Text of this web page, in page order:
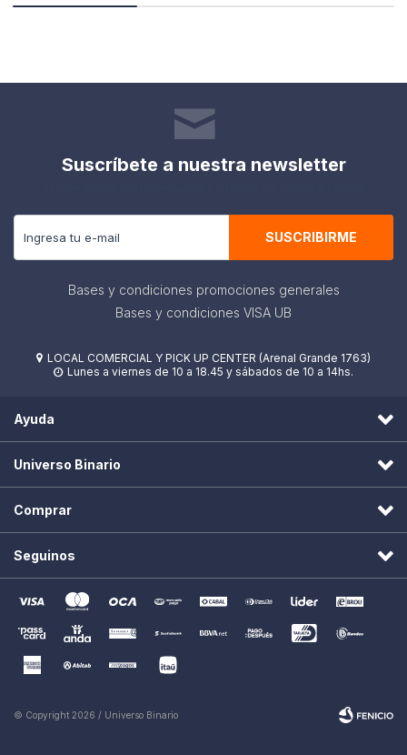
Suscríbete a nuestra newsletter
SUSCRIBIRME
Bases y condiciones promociones generales
Bases y condiciones VISA UB
 LOCAL COMERCIAL Y PICK UP CENTER (Arenal Grande 1763)
 Lunes a viernes de 10 a 18.45 y sábados de 10 a 14hs.
Ayuda
Universo Binario
Comprar
Seguinos
© Copyright 2026 / Universo Binario